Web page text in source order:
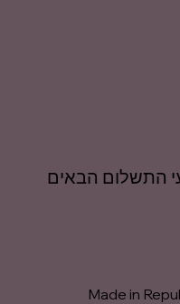
התשלום הבאים
Made in